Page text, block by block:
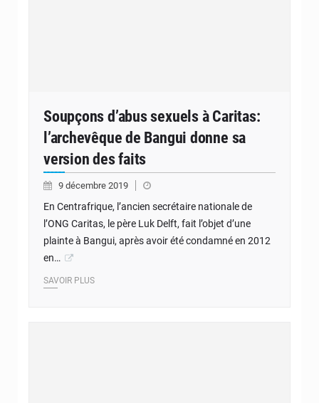
Soupçons d’abus sexuels à Caritas:
l’archevêque de Bangui donne sa
version des faits
9 décembre 2019
En Centrafrique, l’ancien secrétaire nationale de
l’ONG Caritas, le père Luk Delft, fait l’objet d’une
plainte à Bangui, après avoir été condamné en 2012
en…
SAVOIR PLUS